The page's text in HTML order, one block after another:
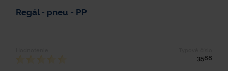
Regál - pneu - PP
3588